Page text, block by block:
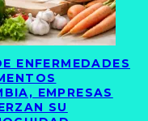
ENFERMEDADES
EMPRESAS
SU